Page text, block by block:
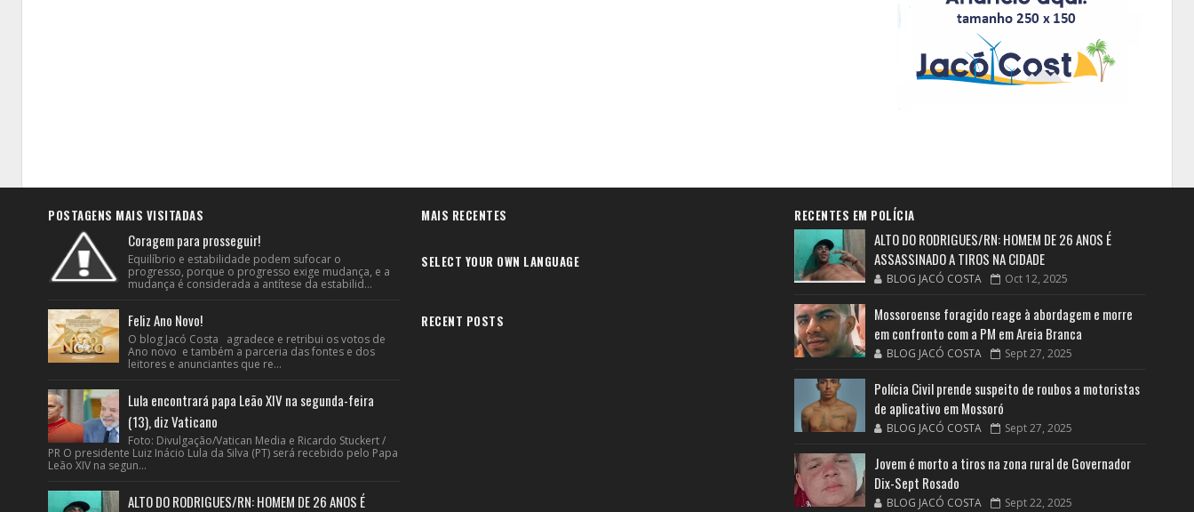
POSTAGENS MAIS VISITADAS
Coragem para prosseguir!
Equilíbrio e estabilidade podem sufocar o
progresso, porque o progresso exige mudança, e a
mudança é considerada a antítese da estabilid...
Feliz Ano Novo!
O blog Jacó Costa agradece e retribui os votos de
Ano novo e também a parceria das fontes e dos
leitores e anunciantes que re...
Lula encontrará papa Leão XIV na segunda-feira
(13), diz Vaticano
Foto: Divulgação/Vatican Media e Ricardo Stuckert /
PR O presidente Luiz Inácio Lula da Silva (PT) será recebido pelo Papa
Leão XIV na segun...
ALTO DO RODRIGUES/RN: HOMEM DE 26 ANOS É
MAIS RECENTES
SELECT YOUR OWN LANGUAGE
RECENT POSTS
RECENTES EM POLÍCIA
ALTO DO RODRIGUES/RN: HOMEM DE 26 ANOS É
ASSASSINADO A TIROS NA CIDADE
BLOG JACÓ COSTA Oct 12, 2025
Mossoroense foragido reage à abordagem e morre
em confronto com a PM em Areia Branca
BLOG JACÓ COSTA Sept 27, 2025
Polícia Civil prende suspeito de roubos a motoristas
de aplicativo em Mossoró
BLOG JACÓ COSTA Sept 27, 2025
Jovem é morto a tiros na zona rural de Governador
Dix-Sept Rosado
BLOG JACÓ COSTA Sept 22, 2025